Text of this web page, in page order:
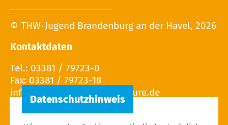
© THW-Jugend Brandenburg an der Havel, 2026
Kontaktdaten
Tel.: 03381 / 79723-0
Fax: 03381 / 79723-18